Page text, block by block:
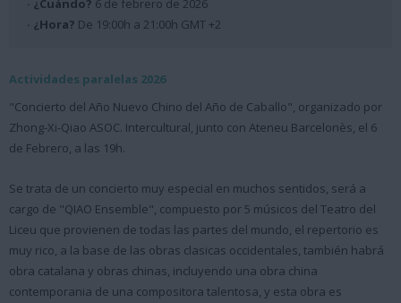
· ¿Cuándo? 6 de febrero de 2026
· ¿Hora? De 19:00h a 21:00h GMT +2
Actividades paralelas 2026
"Concierto del Año Nuevo Chino del Año de Caballo", organizado por
Zhong-Xi-Qiao ASOC. Intercultural, junto con Ateneu Barcelonès, el 6
de Febrero, a las 19h.
Se trata de un concierto muy especial en muchos sentidos, será a
cargo de "QIAO Ensemble", compuesto por 5 músicos del Teatro del
Liceu que provienen de todas las partes del mundo, el repertorio es
muy rico, a la base de las obras clasicas occidentales, también habrá
obra catalana y obras chinas, incluyendo una obra china
contemporania de una compositora talentosa, y esta obra es